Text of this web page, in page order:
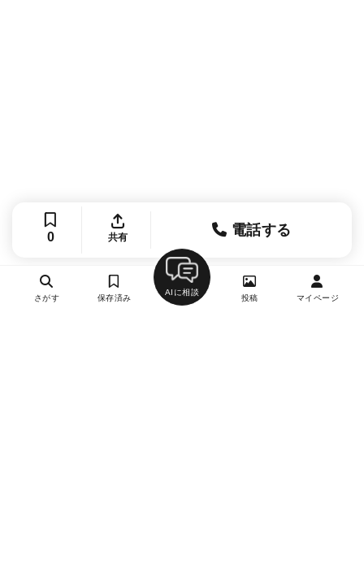
0 共有 電話する
さがす 保存済み
AIに相談
投稿 マイページ